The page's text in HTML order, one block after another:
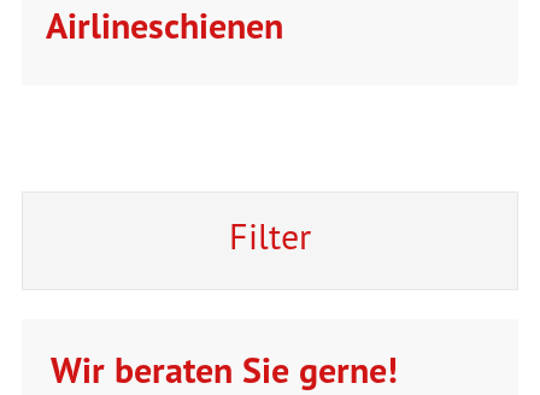
Airlineschienen
Filter
Wir beraten Sie gerne!